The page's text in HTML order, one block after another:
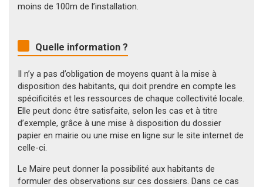
moins de 100m de l’installation.
Quelle information ?
Il n’y a pas d’obligation de moyens quant à la mise à
disposition des habitants, qui doit prendre en compte les
spécificités et les ressources de chaque collectivité locale.
Elle peut donc être satisfaite, selon les cas et à titre
d’exemple, grâce à une mise à disposition du dossier
papier en mairie ou une mise en ligne sur le site internet de
celle-ci.
Le Maire peut donner la possibilité aux habitants de
formuler des observations sur ces dossiers. Dans ce cas